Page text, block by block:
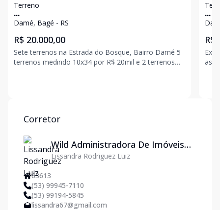
Terreno
...
Damé, Bagé - RS
R$ 20.000,00
Sete terrenos na Estrada do Bosque, Bairro Damé 5
terrenos medindo 10x34 por R$ 20mil e 2 terrenos
...
R$
Corretor
Wild Administradora De Imóveis
Ltda
Lissandra Rodriguez Luiz
63613
(53) 99945-7110
(53) 99194-5845
lissandra67@gmail.com